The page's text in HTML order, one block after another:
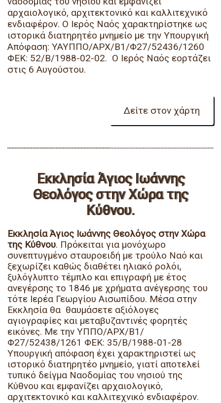
αρχαιολογικό, αρχιτεκτονικό και καλλιτεχνικό
ενδιαφέρον. Ο Ιερός Ναός χαρακτηρίστηκε ως
ιστορικά διατηρητέο μνημείο με την Υπουργική
Απόφαση: ΥΑΥΠΠΟ/ΑΡΧ/Β1/Φ27/52436/1260
ΦΕΚ: 52/Β/1988-02-02. Ο Ιερός Ναός εορτάζει
στις 6 Αυγούστου.
Εκκλησία Άγιος Ιωάννης
Θεολόγος στην Χώρα της
Κύθνου.
Εκκλησία Άγιος Ιωάννης Θεολόγος στην Χώρα
της Κύθνου. Πρόκειται για μονόχωρο
συνεπτυγμένο σταυροειδή με τρούλο Ναό και
ξεχωρίζει καθώς διαθέτει ηλιακό ρολόι,
ξυλόγλυπτο τέμπλο και επιγραφή με έτος
ανεγέρσης το 1846 με χρήματα ανέγερσης του
τότε Ιερέα Γεωργίου Αισωπίδου. Μέσα στην
Εκκλησία θα θαυμάσετε αξιόλογες
αγιογραφίες και μεταβυζαντινές φορητές
εικόνες. Με την ΥΠΠΟ/ΑΡΧ/Β1/
Φ27/52438/1261 ΦΕΚ: 35/Β/1988-01-28
Υπουργική απόφαση έχει χαρακτηριστεί ως
ιστορικό διατηρητέο μνημείο, γιατί αποτελεί
τυπικό δείγμα Ναοδομίας του νησιού της
Κύθνου και εμφανίζει αρχαιολογικό,
αρχιτεκτονικό και καλλιτεχνικό ενδιαφέρον.